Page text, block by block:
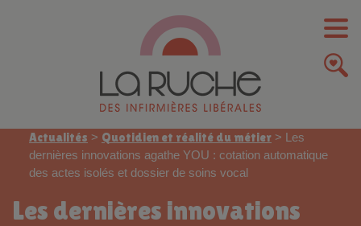
Actualités > Quotidien et réalité du métier > Les
dernières innovations agathe YOU : cotation automatique
des actes isolés et dossier de soins vocal
Les dernières innovations